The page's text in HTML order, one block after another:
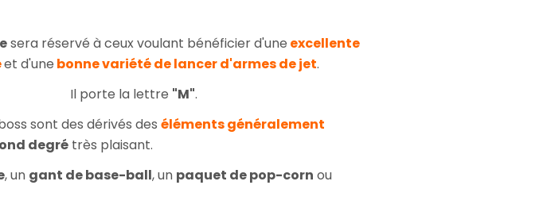
sera réservé à ceux voulant bénéficier d'une excellente
et d'une bonne variété de lancer d'armes de jet.
Il porte la lettre "M".
sont des dérivés des éléments généralement
degré très plaisant.
, un gant de base-ball, un paquet de pop-corn ou